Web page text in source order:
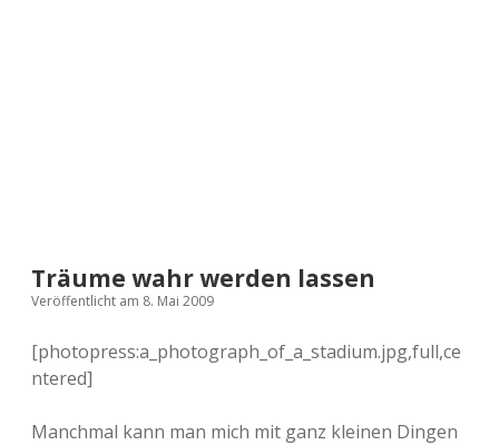
Träume wahr werden lassen
Veröffentlicht am 8. Mai 2009
[photopress:a_photograph_of_a_stadium.jpg,full,ce
ntered]
Manchmal kann man mich mit ganz kleinen Dingen